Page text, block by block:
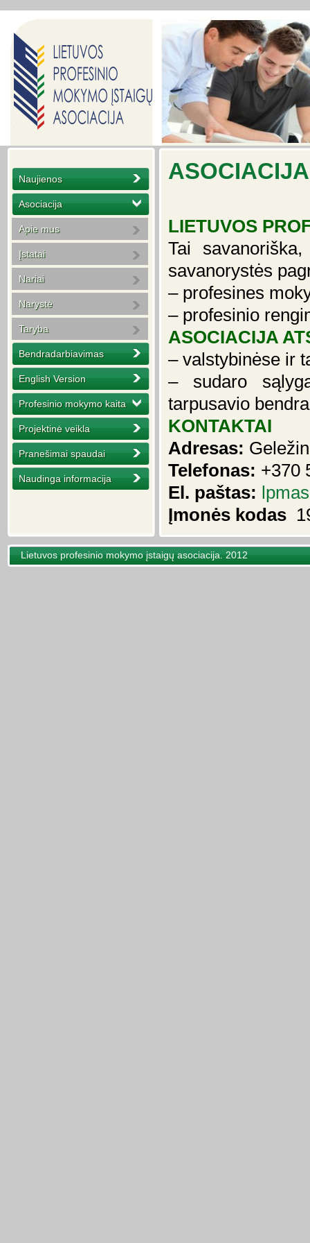
ASOCIACIJA
LIETUVOS
Tai
savanorystės
– profesines
– profesinio
ASOCIACIJA
– valstybinėse ir
– sudaro
tarpusavio
KONTAKTAI
Adresas:
Telefonas: +370
El. paštas:
Įmonės kodas
Naujienos
Asociacija
Apie mus
Įstatai
Nariai
Narystė
Taryba
Bendradarbiavimas
English Version
Profesinio mokymo kaita
Projektinė veikla
Pranešimai spaudai
Naudinga informacija
Lietuvos profesinio mokymo įstaigų asociacija. 2012